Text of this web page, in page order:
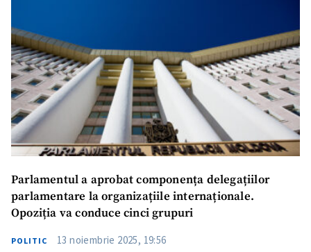
Parlamentul a aprobat componența delegațiilor
parlamentare la organizațiile internaționale.
Opoziția va conduce cinci grupuri
POLITIC 13 noiembrie 2025, 19:56